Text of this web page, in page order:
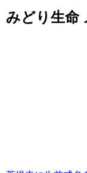
みどり生命